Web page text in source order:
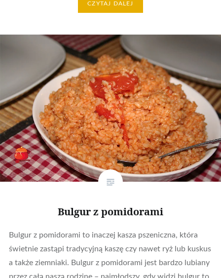
CZYTAJ DALEJ
Bulgur z pomidorami
Bulgur z pomidorami to inaczej kasza pszeniczna, która
świetnie zastąpi tradycyjną kaszę czy nawet ryż lub kuskus
a także ziemniaki. Bulgur z pomidorami jest bardzo lubiany
przez całą naszą rodzinę – najmłodszy, gdy widzi bulgur to